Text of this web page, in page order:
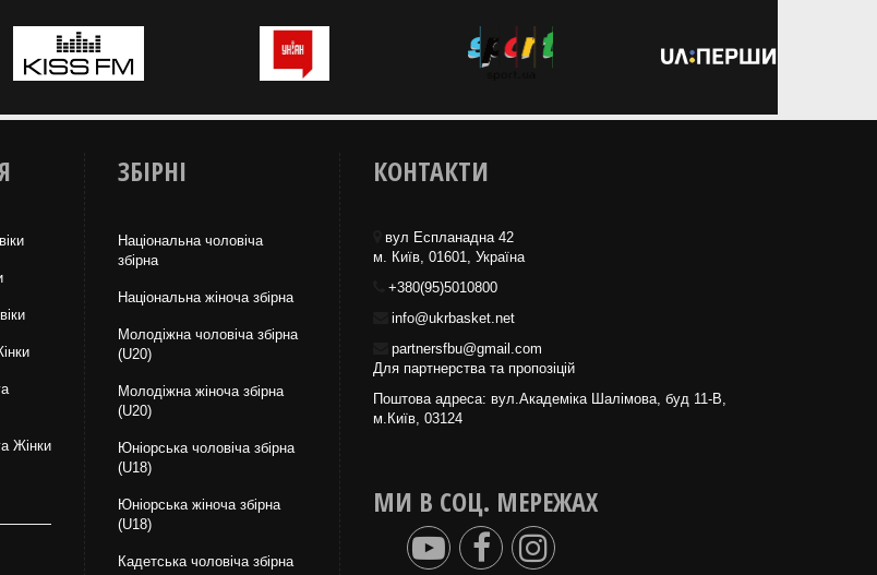
Жінки
ЗБІРНІ
Національна чоловіча
збірна
Національна жiноча збірна
Молодіжна чоловіча збірна
(U20)
Молодіжна жіноча збірна
(U20)
Юніорська чоловіча збірна
(U18)
Юніорська жіноча збірна
(U18)
Кадетська чоловіча збірна
КОНТАКТИ
вул Еспланадна 42
м. Київ, 01601, Україна
+380(95)5010800
info@ukrbasket.net
partnersfbu@gmail.com
Для партнерства та пропозіцій
Поштова адреса: вул.Академіка Шалімова, буд 11-В,
м.Київ, 03124
МИ В СОЦ. МЕРЕЖАХ